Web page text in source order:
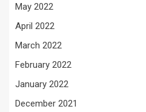
May 2022
April 2022
March 2022
February 2022
January 2022
December 2021